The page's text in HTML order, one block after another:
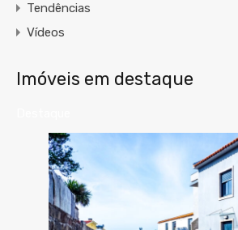
Tendências
Vídeos
Imóveis em destaque